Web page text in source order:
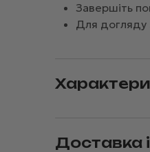
Завершіть
Для догляду
Доставка